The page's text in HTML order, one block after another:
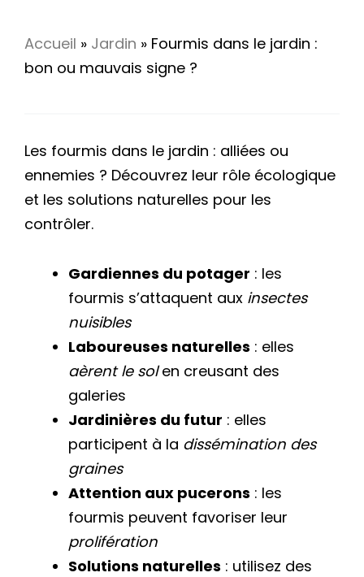
Accueil » Jardin » Fourmis dans le jardin :
bon ou mauvais signe ?
Les fourmis dans le jardin : alliées ou
ennemies ? Découvrez leur rôle écologique
et les solutions naturelles pour les
contrôler.
Gardiennes du potager : les
fourmis s’attaquent aux insectes
nuisibles
Laboureuses naturelles : elles
aèrent le solen creusant des
galeries
Jardinières du futur : elles
participent à la dissémination des
graines
Attention aux pucerons : les
fourmis peuvent favoriser leur
prolifération
Solutions naturelles : utilisez des